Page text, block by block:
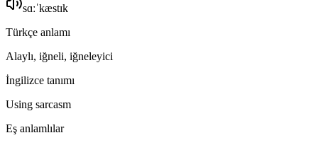
sɑːˈkæstɪk
Türkçe anlamı
Alaylı, iğneli, iğneleyici
İngilizce tanımı
Using sarcasm
Eş anlamlılar